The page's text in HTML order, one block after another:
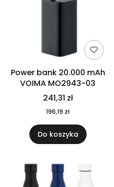
Power bank 20.000 mAh
VOIMA MO2943-03
241,31 zł
196,19 zł
Do koszyka